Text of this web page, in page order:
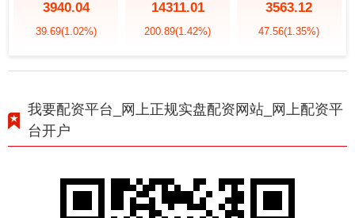
3940.04
39.69(1.02%)
14311.01
200.89(1.42%)
3563.12
47.56(1.35%)
我要配资平台_网上正规实盘配资网站_网上配资平
台开户